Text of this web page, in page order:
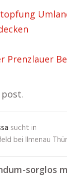
Prenzlauer
sucht in
bei Ilmenau
sorglos